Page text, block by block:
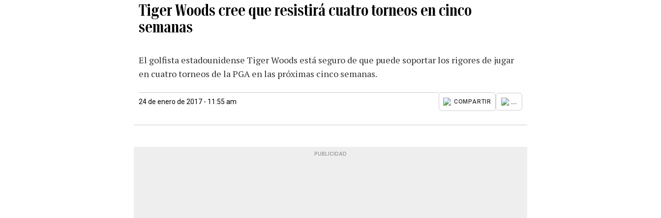
Tiger Woods cree que resistirá cuatro torneos en cinco
semanas
El golfista estadounidense Tiger Woods está seguro de que puede soportar los rigores de jugar
en cuatro torneos de la PGA en las próximas cinco semanas.
24 de enero de 2017 - 11:55 am COMPARTIR ...
PUBLICIDAD